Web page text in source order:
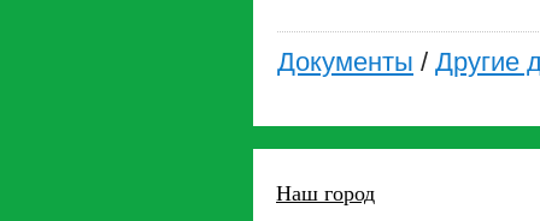
Документы / Другие
Наш город